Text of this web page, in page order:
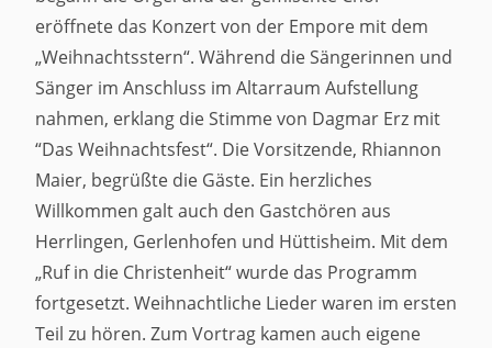
eröffnete das Konzert von der Empore mit dem
„Weihnachtsstern“. Während die Sängerinnen und
Sänger im Anschluss im Altarraum Aufstellung
nahmen, erklang die Stimme von Dagmar Erz mit
“Das Weihnachtsfest“. Die Vorsitzende, Rhiannon
Maier, begrüßte die Gäste. Ein herzliches
Willkommen galt auch den Gastchören aus
Herrlingen, Gerlenhofen und Hüttisheim. Mit dem
„Ruf in die Christenheit“ wurde das Programm
fortgesetzt. Weihnachtliche Lieder waren im ersten
Teil zu hören. Zum Vortrag kamen auch eigene